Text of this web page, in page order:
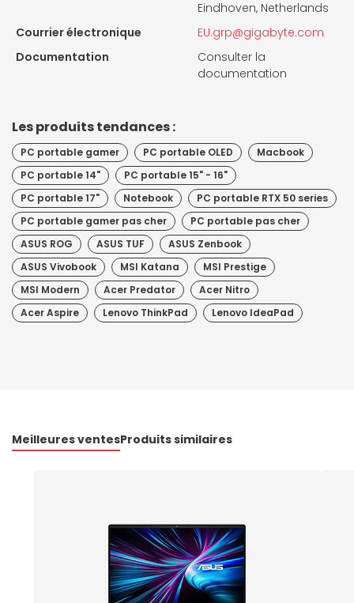
Eindhoven, Netherlands
Courrier électronique
EU.grp@gigabyte.com
Documentation
Consulter la
documentation
Les produits tendances :
PC portable gamer PC portable OLED
Macbook
PC portable 14"
PC portable 15" - 16"
PC portable 17"
Notebook
PC portable RTX 50 series
PC portable gamer pas cher
PC portable pas cher
ASUS ROG
ASUS TUF
ASUS Zenbook
ASUS Vivobook
MSI Katana
MSI Prestige
MSI Modern
Acer Predator
Acer Nitro
Acer Aspire
Lenovo ThinkPad Lenovo IdeaPad
Meilleures ventesProduits similaires